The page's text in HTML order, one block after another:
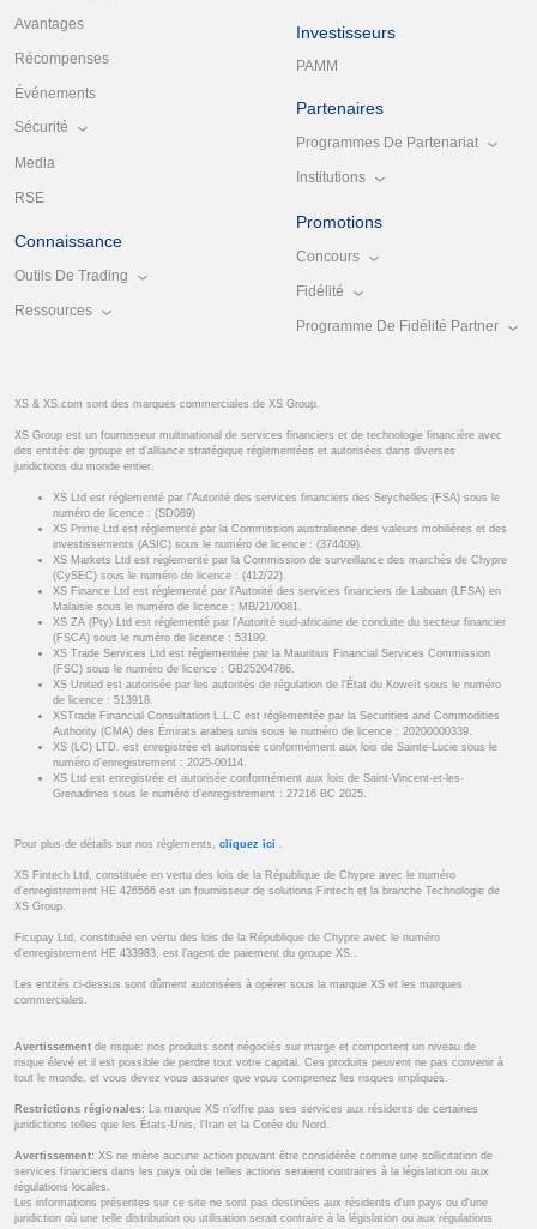
Avantages
Récompenses
Événements
Sécurité
Media
RSE
Connaissance
Outils De Trading
Ressources
Investisseurs
PAMM
Partenaires
Programmes De Partenariat
Institutions
Promotions
Concours
Fidélité
Programme De Fidélité Partner
XS & XS.com sont des marques commerciales de XS Group.
XS Group est un fournisseur multinational de services financiers et de technologie financière avec
des entités de groupe et d’alliance stratégique réglementées et autorisées dans diverses
juridictions du monde entier.
XS Ltd est réglementé par l'Autorité des services financiers des Seychelles (FSA) sous le
numéro de licence : (SD089)
XS Prime Ltd est réglementé par la Commission australienne des valeurs mobilières et des
investissements (ASIC) sous le numéro de licence : (374409).
XS Markets Ltd est réglementé par la Commission de surveillance des marchés de Chypre
(CySEC) sous le numéro de licence : (412/22).
XS Finance Ltd est réglementé par l'Autorité des services financiers de Labuan (LFSA) en
Malaisie sous le numéro de licence : MB/21/0081.
XS ZA (Pty) Ltd est réglementé par l'Autorité sud-africaine de conduite du secteur financier
(FSCA) sous le numéro de licence : 53199.
XS Trade Services Ltd est réglementée par la Mauritius Financial Services Commission
(FSC) sous le numéro de licence : GB25204786.
XS United est autorisée par les autorités de régulation de l’État du Koweït sous le numéro
de licence : 513918.
XSTrade Financial Consultation L.L.C est réglementée par la Securities and Commodities
Authority (CMA) des Émirats arabes unis sous le numéro de licence : 20200000339.
XS (LC) LTD. est enregistrée et autorisée conformément aux lois de Sainte-Lucie sous le
numéro d’enregistrement : 2025-00114.
XS Ltd est enregistrée et autorisée conformément aux lois de Saint-Vincent-et-les-
Grenadines sous le numéro d’enregistrement : 27216 BC 2025.
Pour plus de détails sur nos règlements, cliquez ici
XS Fintech Ltd, constituée en vertu des lois de la République de Chypre avec le numéro
d’enregistrement HE 426566 est un fournisseur de solutions Fintech et la branche Technologie de
XS Group.
Ficupay Ltd, constituée en vertu des lois de la République de Chypre avec le numéro
d’enregistrement HE 433983, est l’agent de paiement du groupe XS..
Les entités ci-dessus sont dûment autorisées à opérer sous la marque XS et les marques
commerciales.
Avertissement de risque: nos produits sont négociés sur marge et comportent un niveau de
risque élevé et il est possible de perdre tout votre capital. Ces produits peuvent ne pas convenir à
tout le monde, et vous devez vous assurer que vous comprenez les risques impliqués.
Restrictions régionales: La marque XS n’offre pas ses services aux résidents de certaines
juridictions telles que les États-Unis, l’Iran et la Corée du Nord.
Avertissement: XS ne mène aucune action pouvant être considérée comme une sollicitation de
services financiers dans les pays où de telles actions seraient contraires à la législation ou aux
régulations locales.
Les informations présentes sur ce site ne sont pas destinées aux résidents d'un pays ou d'une
juridiction où une telle distribution ou utilisation serait contraire à la législation ou aux régulations